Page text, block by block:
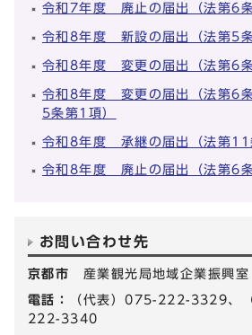
令和7年度 廃止の届出（法第6条
令和8年度 新設の届出（法第5条
令和8年度 変更の届出（法第6条
令和8年度 変更の届出（法第6
5条第1項）
令和8年度 承継の届出（法第11
令和8年度 廃止の届出（法第6条
お問い合わせ先
京都市 産業観光局地域企業振興室
電話：
（代表）075-222-3329、
222-3340